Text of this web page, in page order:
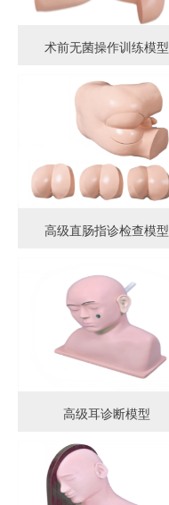
术前无菌操作训练模型
高级直肠指诊检查模型
高级耳诊断模型